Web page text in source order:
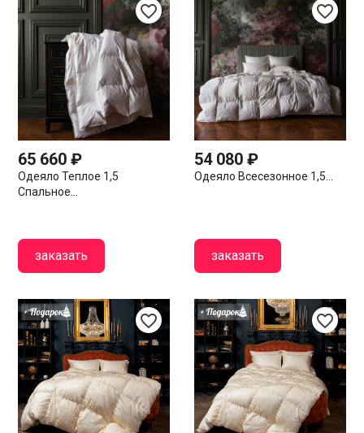
favorite_border
65 660 ₽
Одеяло Теплое 1,5
Спальное...
заказать
favorite_border
54 080 ₽
Одеяло Всесезонное 1,5...
заказать
favorite_border favorite_border